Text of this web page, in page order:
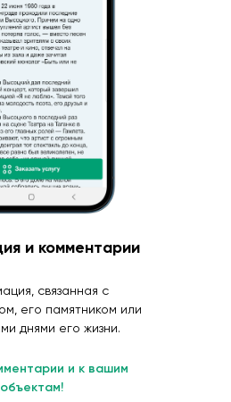
и комментарии
связанная с
его памятником или
днями его жизни.
и к вашим
объектам!